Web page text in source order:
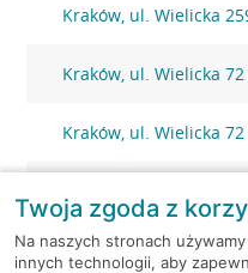
Kraków, ul. Wielicka
Kraków, ul. Wielicka 72
Kraków, ul. Wielicka 72
Kraków, ul. Wielicka 79
Twoja zgoda z
Na naszych stronach
innych technologii, aby